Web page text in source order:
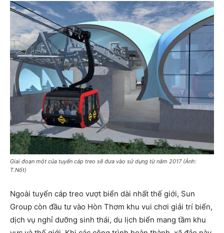
Giai đoạn một của tuyến cáp treo sẽ đưa vào sử dụng từ năm 2017 (Ảnh:
T.Nốt)
Ngoài tuyến cáp treo vượt biển dài nhất thế giới, Sun
Group còn đầu tư vào Hòn Thơm khu vui chơi giải trí biển,
dịch vụ nghỉ dưỡng sinh thái, du lịch biển mang tầm khu